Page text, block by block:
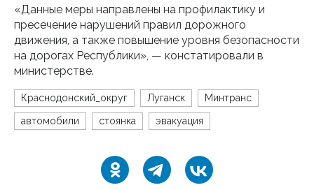
«Данные меры направлены на профилактику и
пресечение нарушений правил дорожного
движения, а также повышение уровня безопасности
на дорогах Республики», — констатировали в
министерстве.
Краснодонский_округ Луганск Минтранс
автомобили стоянка эвакуация